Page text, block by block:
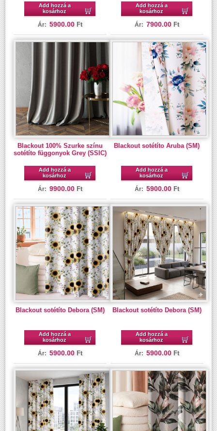
Add hozzá a
kosárhoz
Ár: 5900.00 Ft
Add hozzá a
kosárhoz
Ár: 7900.00 Ft
Blackout 100% Szurke színu
sotétíto függonyok Grey (SSIC)
Add hozzá a
kosárhoz
Ár: 9900.00 Ft
Blackout sotétíto Aruba (SM)
Add hozzá a
kosárhoz
Ár: 5900.00 Ft
Blackout sotétíto Debora (SM)
Add hozzá a
kosárhoz
Ár: 5900.00 Ft
Blackout sotétíto Debora (SM)
Add hozzá a
kosárhoz
Ár: 5900.00 Ft